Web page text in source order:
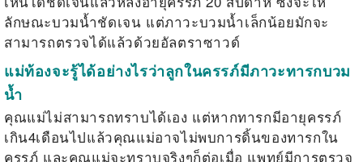
ลักษณะบวมน้ำชัดเจน แต่ภาวะบวมน้ำเล็กน้อยมักจะ
สามารถตรวจได้แล้วด้วยอัลตราซาวด์
แม่ท้องจะรู้ได้อย่างไรว่าลูกในครรภ์มีภาวะทารกบวม
น้ำ
คุณแม่ไม่สามารถทราบได้เอง แต่หากทารกมีอายุครรภ์
เกิน4เดือนไปแล้วคุณแม่อาจไม่พบการดิ้นของทารกใน
ครรภ์ และคุณแม่จะทราบจริงๆก็ต่อเมื่อ แพทย์มีการตรวจ